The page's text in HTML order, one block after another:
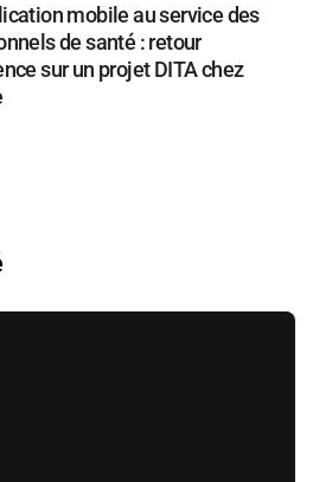
mobile au service des
de santé : retour
sur un projet DITA chez